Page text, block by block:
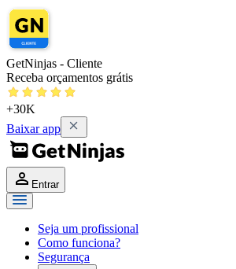
GetNinjas - Cliente
Receba orçamentos grátis
+30K
Baixar app
Entrar
Seja um profissional
Como funciona?
Segurança